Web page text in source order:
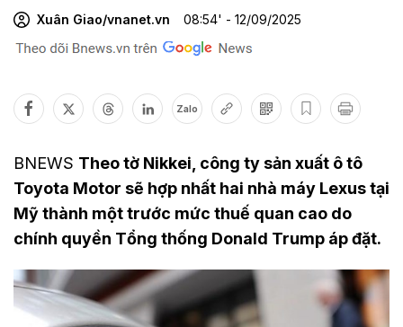
Xuân Giao/vnanet.vn 08:54' - 12/09/2025
Zalo
BNEWS Theo tờ Nikkei, công ty sản xuất ô tô
Toyota Motor sẽ hợp nhất hai nhà máy Lexus tại
Mỹ thành một trước mức thuế quan cao do
chính quyền Tổng thống Donald Trump áp đặt.